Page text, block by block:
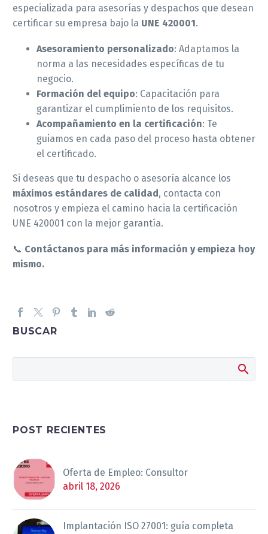
especializada para asesorías y despachos que desean
certificar su empresa bajo la UNE 420001.
Asesoramiento personalizado: Adaptamos la
norma a las necesidades específicas de tu
negocio.
Formación del equipo: Capacitación para
garantizar el cumplimiento de los requisitos.
Acompañamiento en la certificación: Te
guiamos en cada paso del proceso hasta obtener
el certificado.
Si deseas que tu despacho o asesoría alcance los
máximos estándares de calidad, contacta con
nosotros y empieza el camino hacia la certificación
UNE 420001 con la mejor garantía.
📞 Contáctanos para más información y empieza hoy
mismo.
BUSCAR
POST RECIENTES
Oferta de Empleo: Consultor
abril 18, 2026
Implantación ISO 27001: guía completa